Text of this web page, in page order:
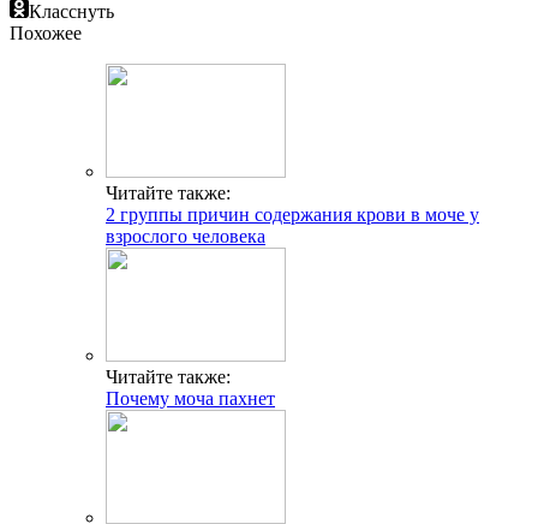
Класснуть
Похожее
Читайте также:
2 группы причин содержания крови в моче у
взрослого человека
Читайте также:
Почему моча пахнет